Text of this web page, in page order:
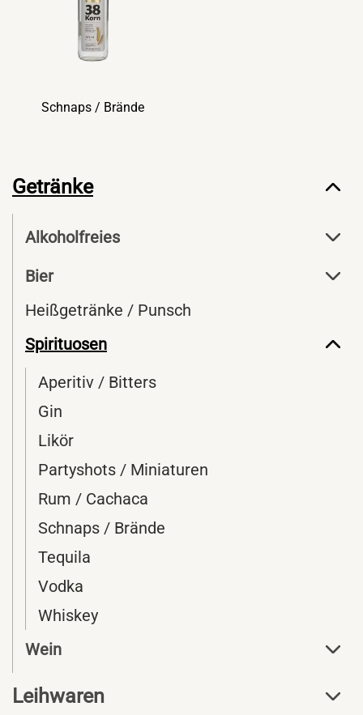
Schnaps / Brände
Getränke
Alkoholfreies
Bier
Heißgetränke / Punsch
Spirituosen
Aperitiv / Bitters
Gin
Likör
Partyshots / Miniaturen
Rum / Cachaca
Schnaps / Brände
Tequila
Vodka
Whiskey
Wein
Leihwaren